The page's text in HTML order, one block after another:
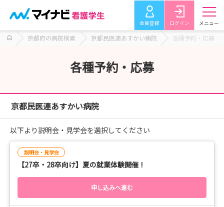
会員登録 ログイン メニュー
京都府の病院検索 京都民医連あすかい病院 各種予約・応募
各種予約・応募
京都民医連あすかい病院
以下より説明会・見学会を選択してください
説明会・見学会
【27卒・28卒向け】夏の就業体験開催！
申し込みへ進む